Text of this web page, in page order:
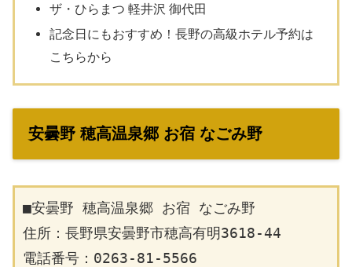
ザ・ひらまつ 軽井沢 御代田
記念日にもおすすめ！長野の高級ホテル予約は
こちらから
安曇野 穂高温泉郷 お宿 なごみ野
■安曇野 穂高温泉郷 お宿 なごみ野
住所：長野県安曇野市穂高有明3618-44
電話番号：0263-81-5566